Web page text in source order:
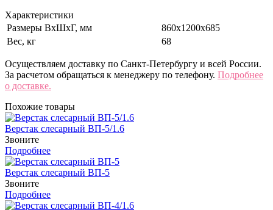
Характеристики
Размеры ВхШхГ, мм
860x1200x685
Вес, кг
68
Осуществляем доставку по Санкт-Петербургу и всей России.
За расчетом обращаться к менеджеру по телефону. Подробнее
о доставке.
Похожие товары
Верстак слесарный ВП-5/1.6
Звоните
Подробнее
Верстак слесарный ВП-5
Звоните
Подробнее